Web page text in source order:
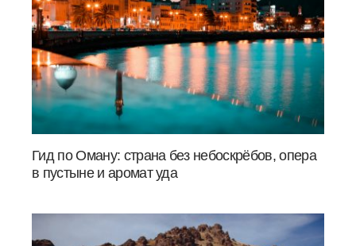
Гид по Оману: страна без небоскрёбов, опера
в пустыне и аромат уда